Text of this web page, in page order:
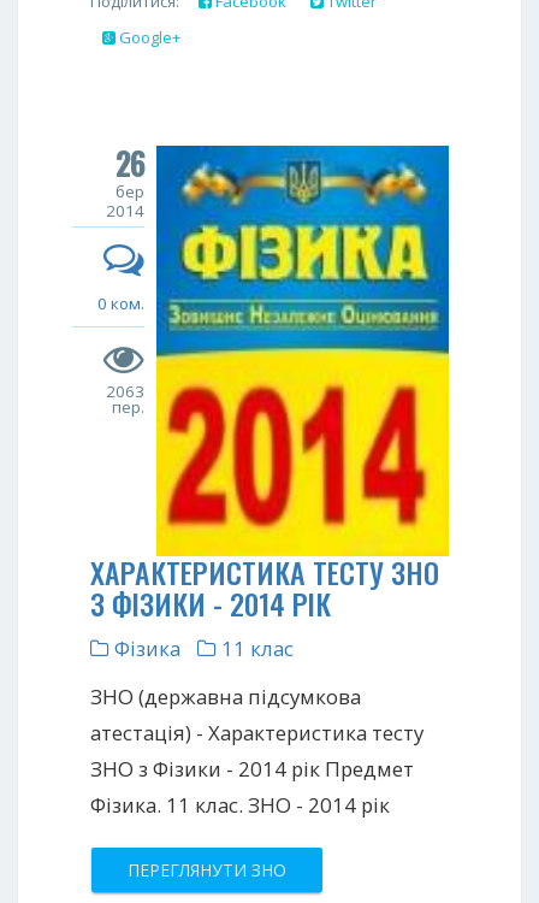
Google+
26
бер
2014
0 ком.
2063
пер.
ХАРАКТЕРИСТИКА ТЕСТУ ЗНО
З ФІЗИКИ - 2014 РІК
Фізика
11 клас
ЗНО (державна підсумкова
атестація) - Характеристика тесту
ЗНО з Фізики - 2014 рік Предмет
Фізика. 11 клас. ЗНО - 2014 рік
ПЕРЕГЛЯНУТИ ЗНО